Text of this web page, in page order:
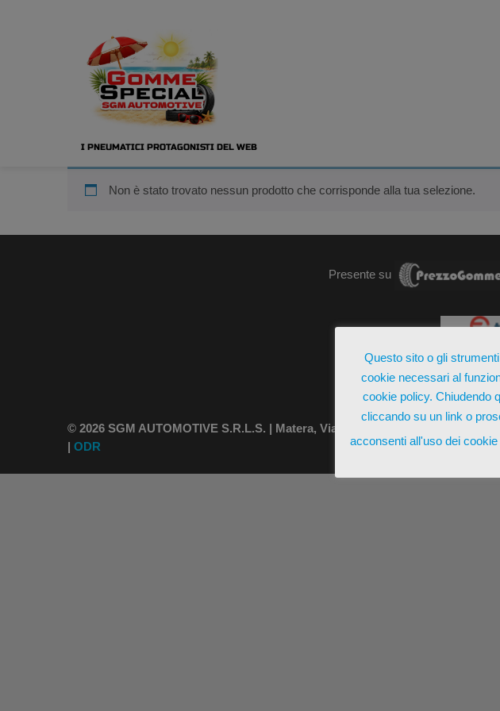
I PNEUMATICI PROTAGONISTI DEL WEB
Non è stato trovato nessun prodotto che corrisponde alla tua selezione.
Presente su
© 2026 SGM AUTOMOTIVE S.R.L.S. | Matera, Via Vincenzo Pizzilli 11/9 | P.IVA
| ODR
Questo sito o gli
cookie necessari al
cookie policy. Chiudendo
cliccando su un link o
acconsenti all'uso dei cookie